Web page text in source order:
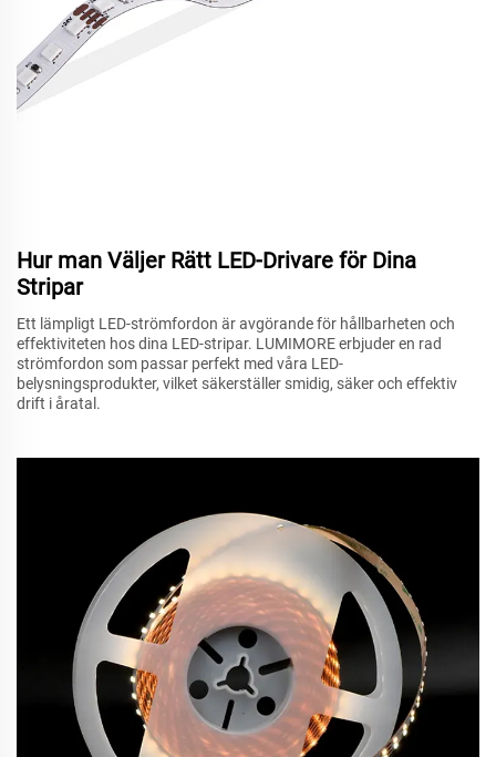
Hur man Väljer Rätt LED-Drivare för Dina
Stripar
Ett lämpligt LED-strömfordon är avgörande för hållbarheten och
effektiviteten hos dina LED-stripar. LUMIMORE erbjuder en rad
strömfordon som passar perfekt med våra LED-
belysningsprodukter, vilket säkerställer smidig, säker och effektiv
drift i åratal.